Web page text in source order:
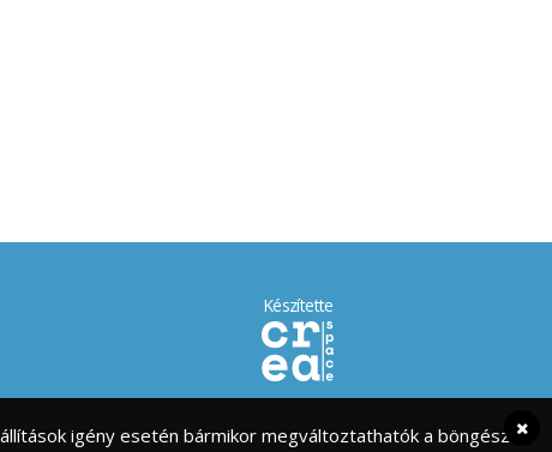
Készítette
igény esetén bármikor megváltoztathatók a böngésző